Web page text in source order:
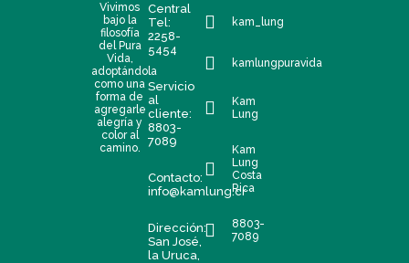
Vivimos
bajo la
filosofía
del Pura
Vida,
adoptándola
como una
forma de
agregarle
alegría y
color al
camino.
Central
Tel:
2258-
5454
Servicio
al
cliente:
8803-
7089
Contacto:
info@kamlung.cr
Dirección:
San José,
la Uruca,
kam_lung
kamlungpuravida
Kam
Lung
Kam
Lung
Costa
Rica
8803-
7089